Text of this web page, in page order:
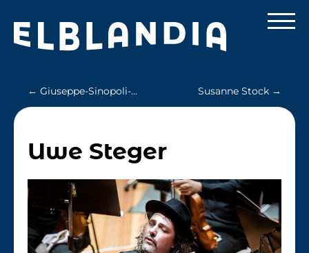
← Giuseppe-Sinopoli-Akademie Susanne Stock →
Uwe Steger